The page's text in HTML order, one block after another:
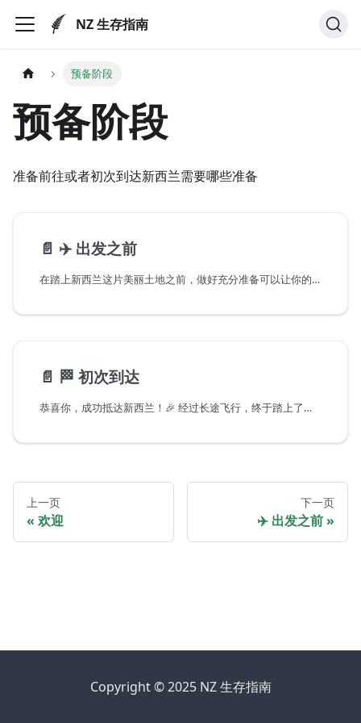
NZ 生存指南
预备阶段
预备阶段
准备前往或者初次到达新西兰需要哪些准备
📄️ ✈️ 出发之前
在踏上新西兰这片美丽土地之前，做好充分准备可以让你的旅程更加顺利！
📄️ 🏁 初次到达
恭喜你，成功抵达新西兰！🎉 经过长途飞行，终于踏上了这片美丽的土地。接下来，你需要顺利出关、领取行李、完成入境申报，并找到合适的交通方式前往你的落脚点。别担心，我们已经为你准备好详细的指南，确保你的入境之旅顺利无忧。
上一页
欢迎
下一页
✈️ 出发之前
Copyright © 2025 NZ 生存指南